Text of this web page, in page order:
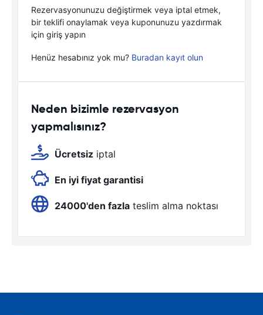
Rezervasyonunuzu değiştirmek veya iptal etmek,
bir teklifi onaylamak veya kuponunuzu yazdırmak
için giriş yapın
Henüz hesabınız yok mu? Buradan kayıt olun
Neden bizimle rezervasyon
yapmalısınız?
Ücretsiz iptal
En iyi fiyat garantisi
24000'den fazla teslim alma noktası